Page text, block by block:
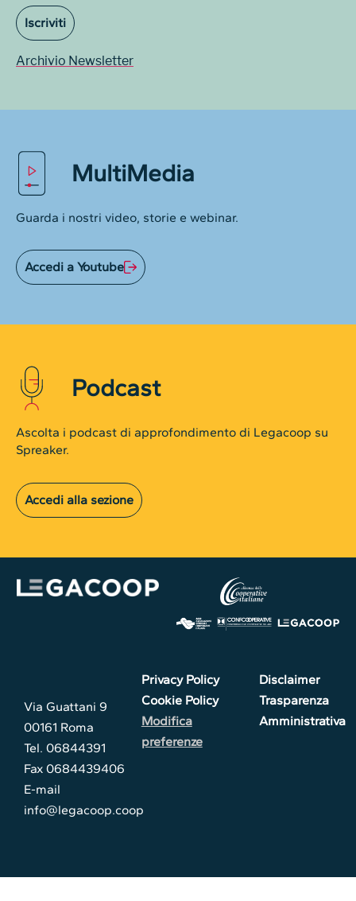
Iscriviti
Archivio Newsletter
MultiMedia
Guarda i nostri video, storie e webinar.
Accedi a Youtube
Podcast
Ascolta i podcast di approfondimento di Legacoop su
Spreaker.
Accedi alla sezione
Via Guattani 9
00161 Roma
Tel. 06844391
Fax 0684439406
E-mail
info@legacoop.coop
Privacy Policy
Cookie Policy
Modifica
preferenze
Disclaimer
Trasparenza
Amministrativa